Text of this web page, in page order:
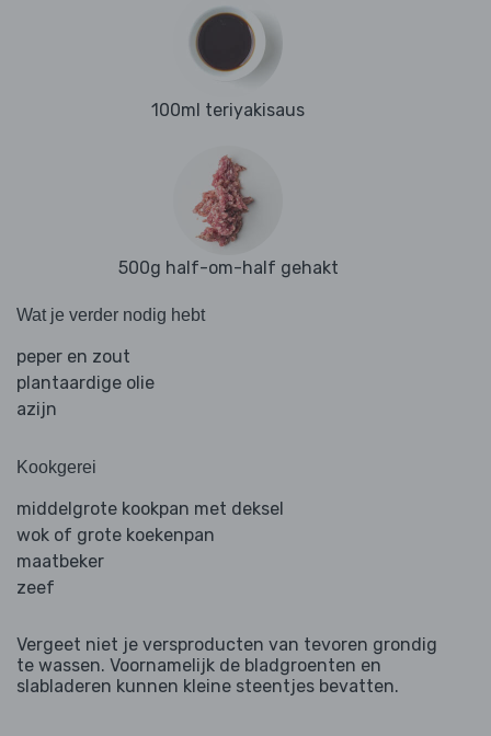
100ml teriyakisaus
500g half-om-half gehakt
Wat je verder nodig hebt
peper en zout
plantaardige olie
azijn
Kookgerei
middelgrote kookpan met deksel
wok of grote koekenpan
maatbeker
zeef
Vergeet niet je versproducten van tevoren grondig
te wassen. Voornamelijk de bladgroenten en
slabladeren kunnen kleine steentjes bevatten.